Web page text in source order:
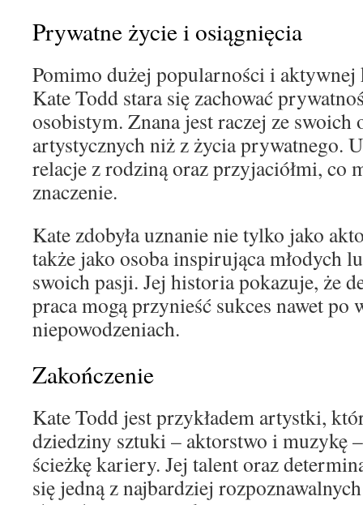
Prywatne życie i osiągnięcia
Pomimo dużej popularności i
Kate Todd stara się zachować
osobistym. Znana jest raczej ze swoich
artystycznych niż z życia prywatnego.
relacje z rodziną oraz przyjaciółmi, co
znaczenie.
Kate zdobyła uznanie nie tylko jako
także jako osoba inspirująca młodych
swoich pasji. Jej historia pokazuje, że
praca mogą przynieść sukces nawet po
niepowodzeniach.
Zakończenie
Kate Todd jest przykładem artystki,
dziedziny sztuki – aktorstwo i muzykę
ścieżkę kariery. Jej talent oraz
się jedną z najbardziej